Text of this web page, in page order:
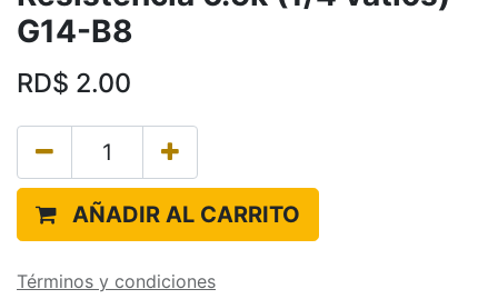
G14-B8
RD$ 2.00
AÑADIR AL CARRITO
Términos y condiciones